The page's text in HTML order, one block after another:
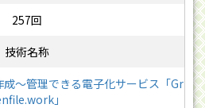
257回
〜管理できる電子化サービス「Gr
」